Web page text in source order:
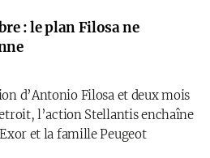
: le plan Filosa ne
d’Antonio Filosa et deux mois
l’action Stellantis enchaîne
et la famille Peugeot